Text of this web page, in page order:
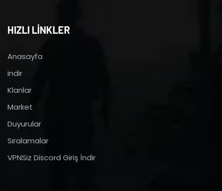
HIZLI LİNKLER
Anasayfa
indir
Klanlar
Market
Duyurular
Sıralamalar
VPNSiz Discord Giriş İndir